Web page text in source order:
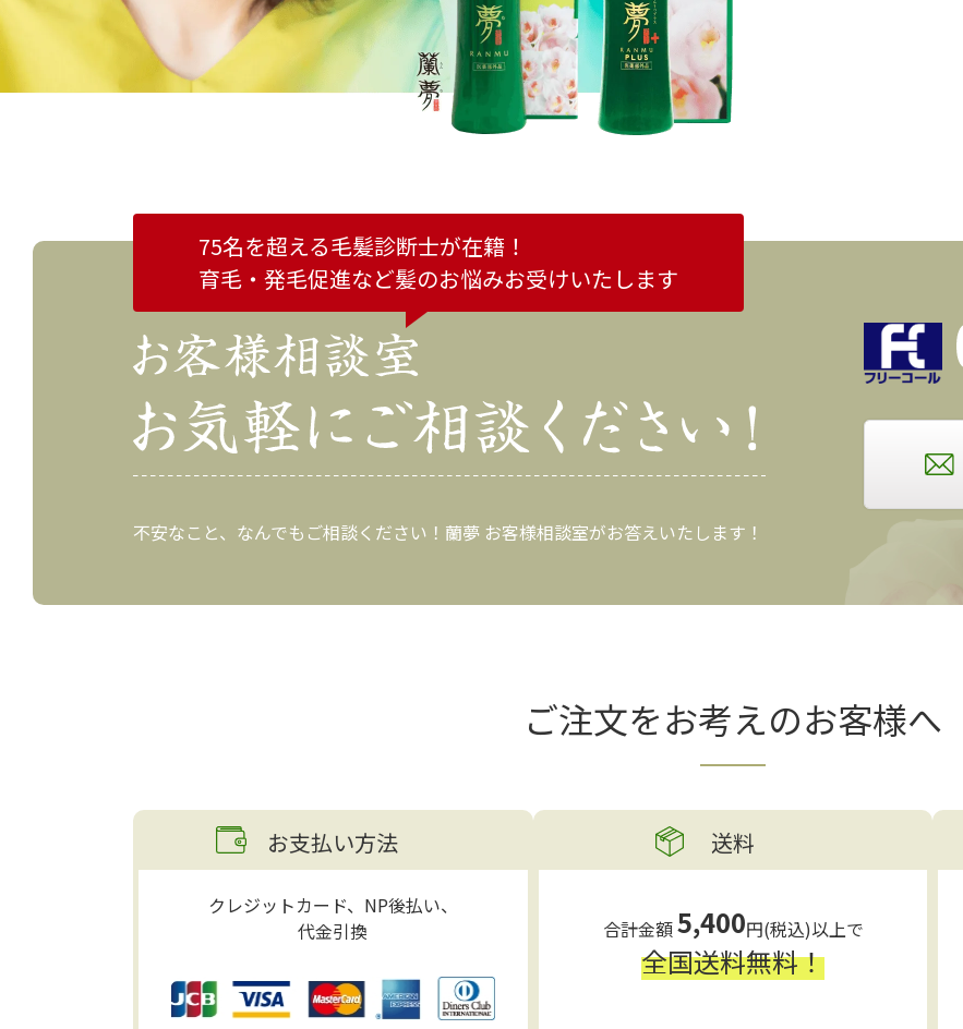
75名を超える毛髪診断士が在籍！
育毛・発毛促進など髪のお悩みお受けいたします
不安なこと、なんでもご相談ください！蘭夢 お客様相談室がお答えいたします！
ご注文をお考えのお客様へ
お支払い方法
クレジットカード、NP後払い、
代金引換
送料
合計金額5,400円(税込)以上で
全国送料無料！